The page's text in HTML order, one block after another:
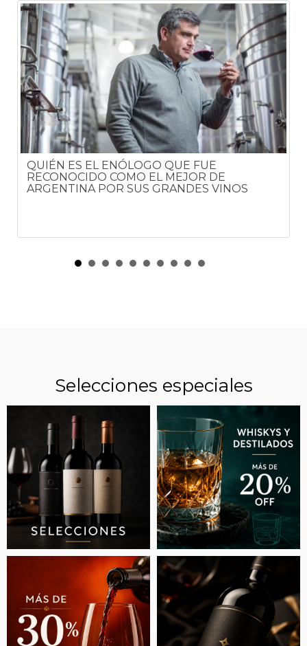
QUIÉN ES EL ENÓLOGO QUE FUE
RECONOCIDO COMO EL MEJOR DE
ARGENTINA POR SUS GRANDES VINOS
POCOS LO SABEN: PARA QUÉ SIRVEN LAS
HENDIDURAS EN LAS BOTELLAS DE VINO
Selecciones especiales